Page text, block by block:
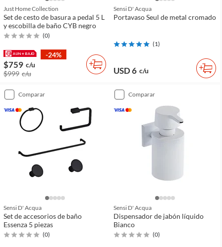
Just Home Collection
Set de cesto de basura a pedal 5 L
y escobilla de baño CYB negro
(0)
-24%
$759 c/u
$999 c/u
Sensi D' Acqua
Portavaso Seul de metal cromado
(1)
USD 6 c/u
comparar
Sensi D' Acqua
Set de accesorios de baño
Essenza 5 piezas
(0)
comparar
Sensi D' Acqua
Dispensador de jabón líquido
Bianco
(0)